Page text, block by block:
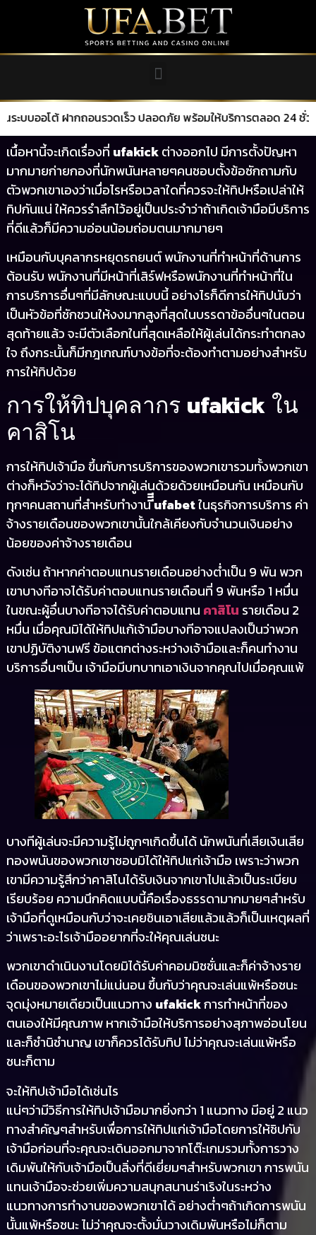
ากถอนรวดเร็ว ปลอดภัย พร้อมให้บริการตลอด 24 ชั่วโมง
เนื้อหานี้จะเกิดเรื่องที่ ufakickต่างออกไป มีการตั้งปัญหา
มากมายก่ายกองที่นักพนันหลายๆคนชอบตั้งข้อซักถามกับ
ตัวพวกเขาเองว่าเมื่อไรหรือเวลาใดที่ควรจะให้ทิปหรือเปล่าให้
ทิปกันแน่ ให้ควรรำลึกไว้อยู่เป็นประจำว่าถ้าเกิดเจ้ามือมีบริการ
ที่ดีแล้วก็มีความอ่อนน้อมถ่อมตนมากมายๆ
เหมือนกับบุคลากรหยุดรถยนต์ พนักงานที่ทำหน้าที่ด้านการ
ต้อนรับ พนักงานที่มีหน้าที่เสิร์ฟหรือพนักงานที่ทำหน้าที่ใน
การบริการอื่นๆที่มีลักษณะแบบนี้ อย่างไรก็ดีการให้ทิปนับว่า
เป็นหัวข้อที่ชักชวนให้งงมากสูงที่สุดในบรรดาข้ออื่นๆในตอน
สุดท้ายแล้ว จะมีตัวเลือกในที่สุดเหลือให้ผู้เล่นได้กระทำตกลง
ใจ ถึงกระนั้นก็มีกฎเกณฑ์บางข้อที่จะต้องทำตามอย่างสำหรับ
การให้ทิปด้วย
การให้ทิปบุคลากร ufakick ใน
คาสิโน
การให้ทิปเจ้ามือ ขึ้นกับการบริการของพวกเขารวมทั้งพวกเขา
ต่างก็หวังว่าจะได้ทิปจากผู้เล่นด้วยด้วยเหมือนกัน เหมือนกับ
ทุกๆคนสถานที่สำหรับทำงานีีีufabetในธุรกิจการบริการ ค่า
จ้างรายเดือนของพวกเขานั้นใกล้เคียงกับจำนวนเงินอย่าง
น้อยของค่าจ้างรายเดือน
ดังเช่น ถ้าหากค่าตอบแทนรายเดือนอย่างต่ำเป็น 9 พัน พวก
เขาบางทีอาจได้รับค่าตอบแทนรายเดือนที่ 9 พันหรือ 1 หมื่น
ในขณะผู้อื่นบางทีอาจได้รับค่าตอบแทน คาสิโน รายเดือน 2
หมื่น เมื่อคุณมิได้ให้ทิปแก้เจ้ามือบางทีอาจแปลงเป็นว่าพวก
เขาปฏิบัติงานฟรี ข้อแตกต่างระหว่างเจ้ามือและก็คนทำงาน
บริการอื่นๆเป็น เจ้ามือมีบทบาทเอาเงินจากคุณไปเมื่อคุณแพ้
บางทีผู้เล่นจะมีความรู้ไม่ถูกๆเกิดขึ้นได้ นักพนันที่เสียเงินเสีย
ทองพนันของพวกเขาชอบมิได้ให้ทิปแก่เจ้ามือ เพราะว่าพวก
เขามีความรู้สึกว่าคาสิโนได้รับเงินจากเขาไปแล้วเป็นระเบียบ
เรียบร้อย ความนึกคิดแบบนี้คือเรื่องธรรดามากมายๆสำหรับ
เจ้ามือที่ดูเหมือนกับว่าจะเคยชินเอาเสียแล้วแล้วก็เป็นเหตุผลที่
ว่าเพราะอะไรเจ้ามืออยากที่จะให้คุณเล่นชนะ
พวกเขาดำเนินงานโดยมิได้รับค่าคอมมิชชั่นและก็ค่าจ้างราย
เดือนของพวกเขาไม่แน่นอน ขึ้นกับว่าคุณจะเล่นแพ้หรือชนะ
จุดมุ่งหมายเดียวเป็นแนวทาง ufakickการทำหน้าที่ของ
ตนเองให้มีคุณภาพ หากเจ้ามือให้บริการอย่างสุภาพอ่อนโยน
และก็ชำนิชำนาญ เขาก็ควรได้รับทิป ไม่ว่าคุณจะเล่นแพ้หรือ
ชนะก็ตาม
จะให้ทิปเจ้ามือได้เช่นไร
แน่ๆว่ามีวิธีการให้ทิปเจ้ามือมากยิ่งกว่า 1 แนวทาง มีอยู่ 2 แนว
ทางสำคัญๆสำหรับเพื่อการให้ทิปแก่เจ้ามือโดยการให้ชิปกับ
เจ้ามือก่อนที่จะคุณจะเดินออกมาจากโต๊ะเกมรวมทั้งการวาง
เดิมพันให้กับเจ้ามือเป็นสิ่งที่ดีเยี่ยมๆสำหรับพวกเขา การพนัน
แทนเจ้ามือจะช่วยเพิ่มความสนุกสนานร่าเริงในระหว่าง
แนวทางการทำงานของพวกเขาได้ อย่างต่ำๆถ้าเกิดการพนัน
นั้นแพ้หรือชนะ ไม่ว่าคุณจะตั้งมั่นวางเดิมพันหรือไม่ก็ตาม